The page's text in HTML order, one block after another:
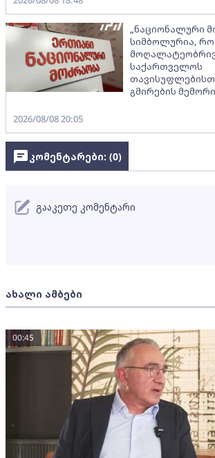
„ნაციონალური
სიმბოლურია,
საქართველოს
გმირების
2026/08/08 20:05
ახალი ამბები
00:45
კომენტარები: (0)
გააკეთე კომენტარი